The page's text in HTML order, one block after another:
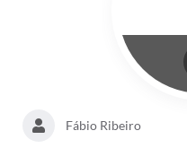
Fábio Ribeiro